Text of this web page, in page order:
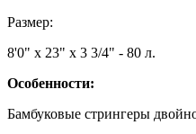
Размер:
8'0" x 23" x 3 3/4" - 80 л.
Особенности:
Бамбуковые стрингеры